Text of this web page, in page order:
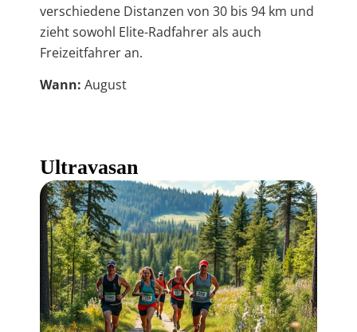
verschiedene Distanzen von 30 bis 94 km und
zieht sowohl Elite-Radfahrer als auch
Freizeitfahrer an.
Wann: August
Ultravasan